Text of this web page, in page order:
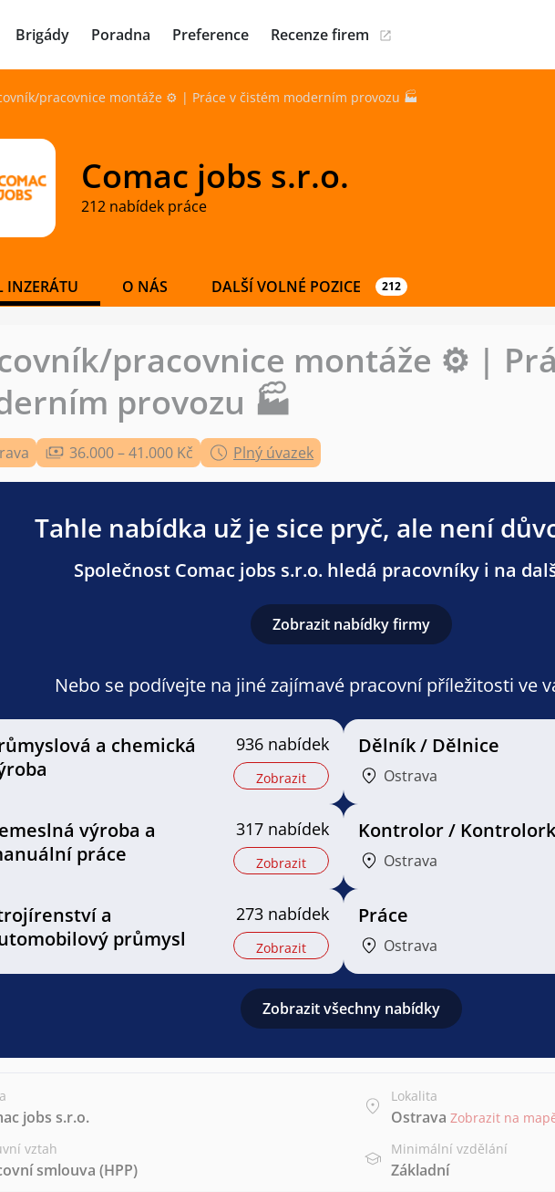
Brigády Poradna Preference Recenze firem
pracovnice montáže ⚙️ | Práce v čistém moderním provozu 🏭
Comac jobs s.r.o.
212 nabídek práce
INZERÁTU O NÁS DALŠÍ VOLNÉ POZICE 212
pracovnice montáže ⚙️ |
provozu 🏭
36.000 – 41.000 Kč Plný úvazek
Tahle nabídka už je sice pryč, ale není
Společnost Comac jobs s.r.o. hledá pracovníky i na
Zobrazit nabídky firmy
Nebo se podívejte na jiné zajímavé pracovní příležitosti ve
a chemická
936 nabídek
Zobrazit
Dělník / Dělnice
Ostrava
výroba a
práce
317 nabídek
Zobrazit
Kontrolor /
Ostrava
a
průmysl
273 nabídek
Zobrazit
Práce
Ostrava
Zobrazit všechny nabídky
jobs s.r.o.
Lokalita
Ostrava Zobrazit na
vztah
smlouva (HPP)
Minimální vzdělání
Základní